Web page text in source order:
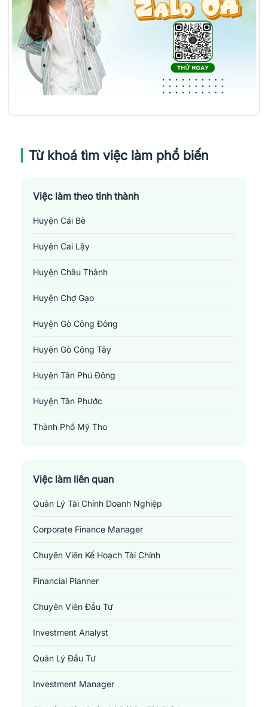
Từ khoá tìm việc làm phổ biến
Việc làm theo tỉnh thành
Huyện Cái Bè
Huyện Cai Lậy
Huyện Châu Thành
Huyện Chợ Gạo
Huyện Gò Công Đông
Huyện Gò Công Tây
Huyện Tân Phú Đông
Huyện Tân Phước
Thành Phố Mỹ Tho
Thị Xã Gò Công
Việc làm liên quan
Quản Lý Tài Chính Doanh Nghiệp
Corporate Finance Manager
Chuyên Viên Kế Hoạch Tài Chính
Financial Planner
Chuyên Viên Đầu Tư
Investment Analyst
Quản Lý Đầu Tư
Investment Manager